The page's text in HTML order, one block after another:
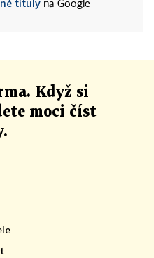
tituly na Google
Když si
moci číst
.